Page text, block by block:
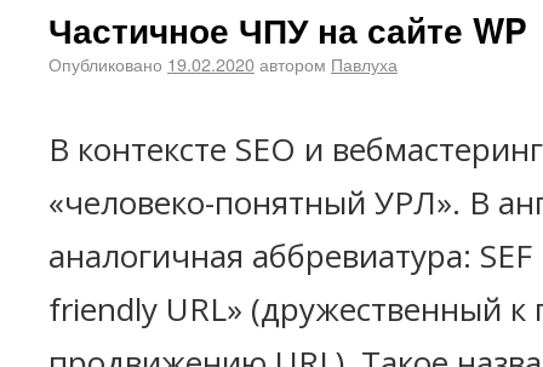
Частичное ЧПУ на сайте WP
Опубликовано 19.02.2020автором Павлуха
В контексте SEO и
«человеко-понятный УРЛ». В
аналогичная аббревиатура: SEF
friendly URL» (дружественный к